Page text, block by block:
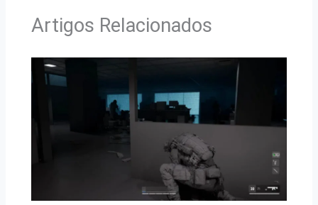
Artigos Relacionados